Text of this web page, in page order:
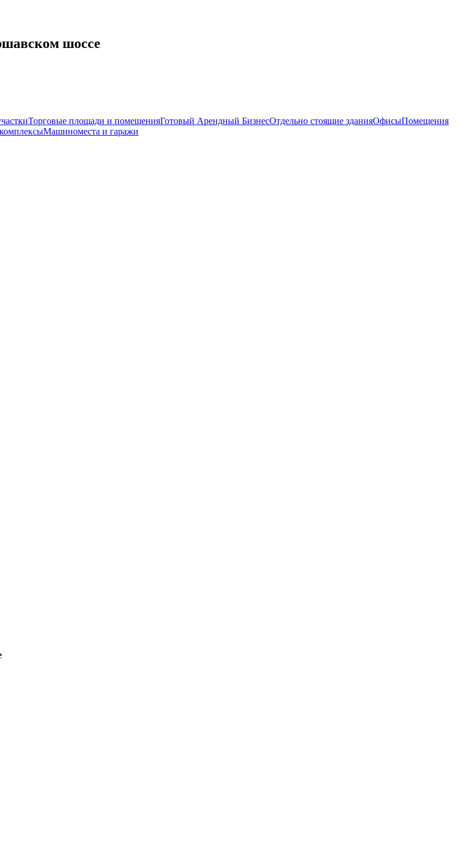
шоссе
Торговые площади и помещенияГотовый Арендный БизнесОтдельно стоящие зданияОфисыПомещения
Машиноместа и гаражи